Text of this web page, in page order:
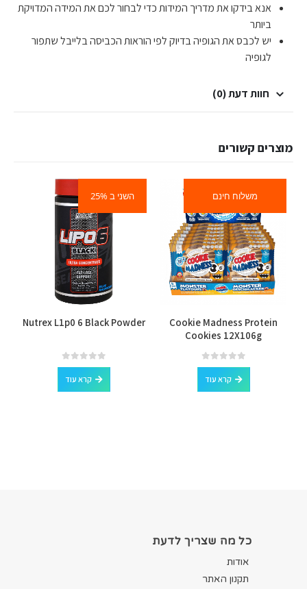
אנא בידקו את מדריך המידות כדי לבחור לכם את המידה המדויקת
ביותר
יש לכבס את הגופיה בדיוק לפי הוראות הכביסה בלייבל שתפור
לגופיה
חוות דעת (0)
מוצרים קשורים
משלוח חינם
Cookie Madness Protein
Cookies 12X106g
0
out of 5
קרא עוד
השני ב 25%
Nutrex L1p0 6 Black Powder
0
out of 5
קרא עוד
כל מה שצריך לדעת
אודות
תקנון האתר